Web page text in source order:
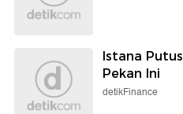
Istana
Pekan Ini
detikFinance